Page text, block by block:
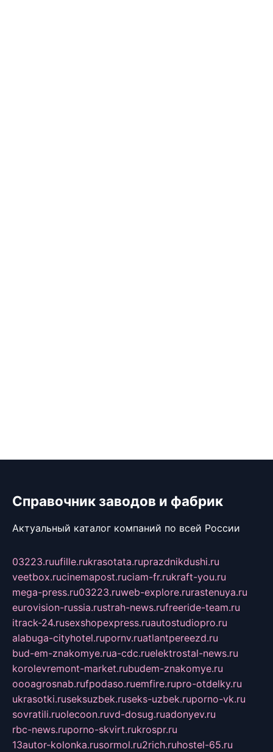
Справочник заводов и фабрик
Актуальный каталог компаний по всей России
03223.ruufille.rukrasotata.ruprazdnikdushi.ru
veetbox.rucinemapost.ruciam-fr.rukraft-you.ru
mega-press.ru03223.ruweb-explore.rurastenuya.ru
eurovision-russia.rustrah-news.rufreeride-team.ru
itrack-24.rusexshopexpress.ruautostudiopro.ru
alabuga-cityhotel.rupornv.ruatlantpereezd.ru
bud-em-znakomye.rua-cdc.ruelektrostal-news.ru
korolevremont-market.rubudem-znakomye.ru
oooagrosnab.rufpodaso.ruemfire.rupro-otdelky.ru
ukrasotki.ruseksuzbek.ruseks-uzbek.ruporno-vk.ru
sovratili.ruolecoon.ruvd-dosug.ruadonyev.ru
rbc-news.ruporno-skvirt.rukrospr.ru
13autor-kolonka.rusormol.ru2rich.ruhostel-65.ru